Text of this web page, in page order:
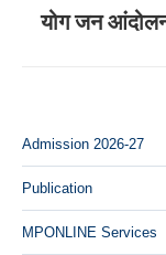
योग जन
Admission 2026-27
Publication
MPONLINE Services